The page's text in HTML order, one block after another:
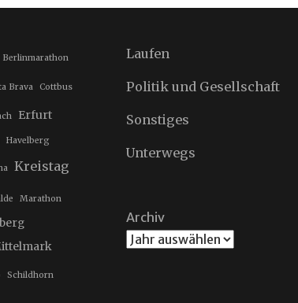
Berlinmarathon
Brava Cottbus
Erfurt
Havelberg
Kreistag
Marathon
Schildhorn
Laufen
Politik und Gesellschaft
Sonstiges
Unterwegs
Archiv